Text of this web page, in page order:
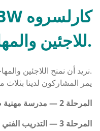
للاجئين.
نريد أن نمنح اللاجئين والمهاجرين المهتمين من الناحية الفنية فرصة الحصول على تدريب مهني.
يمر المشاركون لدينا بثلاث
المرحلة 2 — مدرسة مهنية صناعية فنية مدتها عام واحد
المرحلة 3 — التدريب الفني